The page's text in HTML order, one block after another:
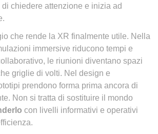
chiedere attenzione e inizia ad
che rende la XR finalmente utile. Nella
immersive riducono tempi e
le riunioni diventano spazi
griglie di volti. Nel design e
prendono forma prima ancora di
Non si tratta di sostituire il mondo
con livelli informativi e operativi